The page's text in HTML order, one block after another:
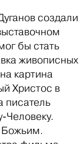
создали
бы стать
живописных
картина
Христос в
писатель
Человеку.
Божьим.